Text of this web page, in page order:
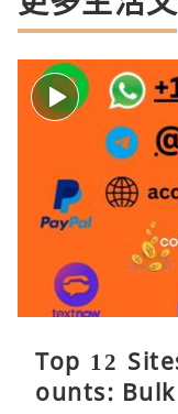
Top 12
ounts: Bulk